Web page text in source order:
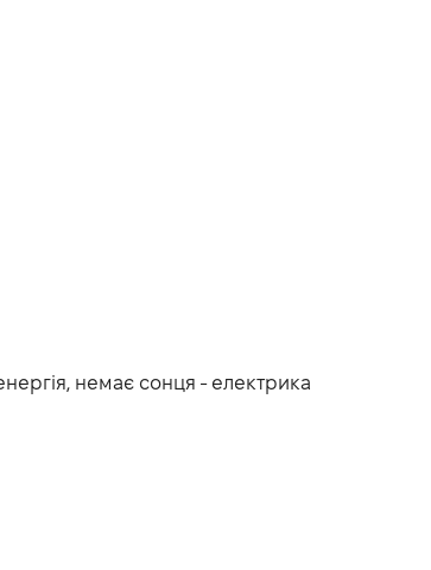
немає сонця - електрика